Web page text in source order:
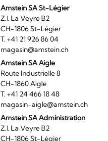
Amstein SA St-Légier
Z.I. La Veyre B2
CH-1806 St-Légier
T. +41 21 926 86 04
magasin@amstein.ch
Amstein SA Aigle
Route Industrielle 8
CH-1860 Aigle
T. +41 24 466 18 48
magasin-aigle@amstein.ch
Amstein SA Administration
Z.I. La Veyre B2
CH-1806 St-Légier